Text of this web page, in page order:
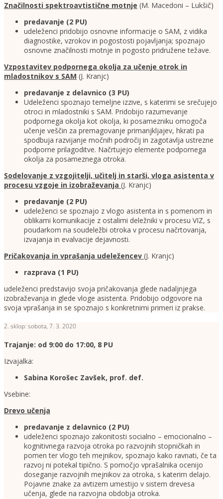
Značilnosti spektroavtistične motnje (M. Macedoni – Lukšič)
predavanje (2 PU)
udeleženci pridobijo osnovne informacije o SAM, z vidika
diagnostike, vzrokov in pogostosti pojavljanja; spoznajo
osnovne značilnosti motnje in pogosto pridružene težave.
Vzpostavitev podpornega okolja za učenje otrok in
mladostnikov s SAM (J. Kranjc)
predavanje z delavnico (3 PU)
Udeleženci spoznajo temeljne izzive, s katerimi se srečujejo
otroci in mladostniki s SAM. Pridobijo razumevanje
podpornega okolja kot okolja, ki posamezniku omogoča
učenje veščin za premagovanje primanjkljajev, hkrati pa
spodbuja razvijanje močnih področij in zagotavlja ustrezne
podporne prilagoditve. Načrtujejo elemente podpornega
okolja za posameznega otroka.
Sodelovanje z vzgojitelji, učitelj in starši, vloga asistenta v
procesu vzgoje in izobraževanja (J. Kranjc)
predavanje (2 PU)
udeleženci se spoznajo z vlogo asistenta in s pomenom in
oblikami komunikacije z ostalimi deležniki v procesu VIZ, s
poudarkom na soudeležbi otroka v procesu načrtovanja,
izvajanja in evalvacije dejavnosti.
Pričakovanja in vprašanja udeležencev (J. Kranjc)
razprava (1 PU)
udeleženci predstavijo svoja pričakovanja glede nadaljnjega
izobraževanja in glede vloge asistenta. Pridobijo odgovore na
svoja vprašanja in se spoznajo s konkretnimi primeri iz prakse.
2. sklop: sobota, 7. 3. 2020
Trajanje: od 9:00 do 17:00, 8 PU
Izvajalka:
Sabina Korošec Zavšek, prof. def.
Vsebine:
Drevo učenja
predavanje z delavnico (2 PU)
udeleženci spoznajo zakonitosti socialno – emocionalno –
kognitivnega razvoja otroka po razvojnih stopničkah in
pomen ter vlogo teh mejnikov, spoznajo kako ravnati, če ta
razvoj ni potekal tipično. S pomočjo vprašalnika ocenijo
doseganje razvojnih mejnikov za otroka, s katerim delajo.
Pojavne znake za avtizem umestijo v sistem drevesa
učenja, glede na razvojna obdobja otroka.